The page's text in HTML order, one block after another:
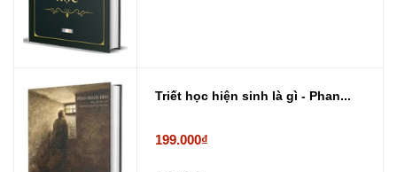
Triết học hiện sinh là gì - Phan...
199.000₫